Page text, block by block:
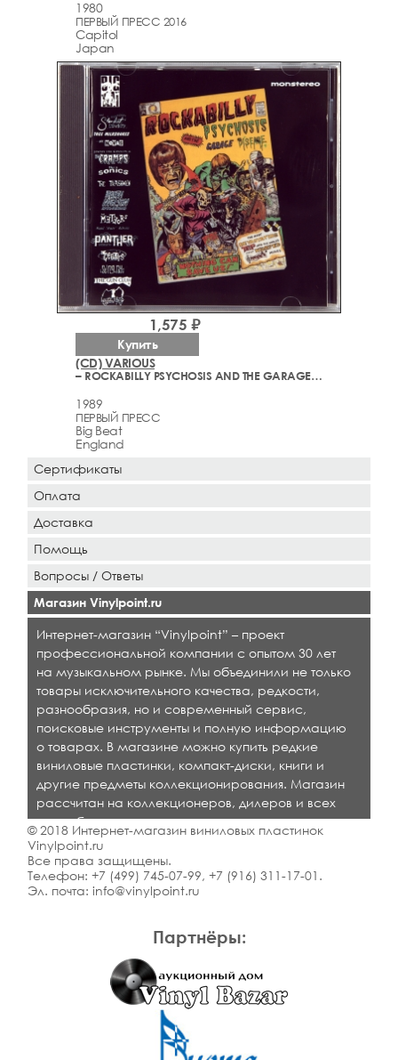
1980
ПЕРВЫЙ ПРЕСС 2016
Capitol
Japan
(CD) VARIOUS
– ROCKABILLY PSYCHOSIS AND THE GARAGE DISEASE (1959-1989)
1989
ПЕРВЫЙ ПРЕСС
Big Beat
England
1,575 ₽
Купить
Партнёры:
Сертификаты
Оплата
Доставка
Помощь
Вопросы / Ответы
Магазин Vinylpoint.ru
Интернет-магазин “Vinylpoint” – проект
профессиональной компании с опытом 30 лет
на музыкальном рынке. Мы объединили не только
товары исключительного качества, редкости,
разнообразия, но и современный сервис,
поисковые инструменты и полную информацию
о товарах. В магазине можно купить редкие
виниловые пластинки, компакт-диски, книги и
другие предметы коллекционирования. Магазин
рассчитан на коллекционеров, дилеров и всех
кто любит качественную музыку.
© 2018 Интернет-магазин виниловых пластинок
Vinylpoint.ru
Все права защищены.
Телефон: +7 (499) 745-07-99, +7 (916) 311-17-01 .
Эл. почта: info@vinylpoint.ru